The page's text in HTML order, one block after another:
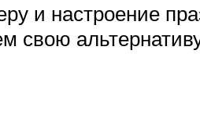
и настроение
свою